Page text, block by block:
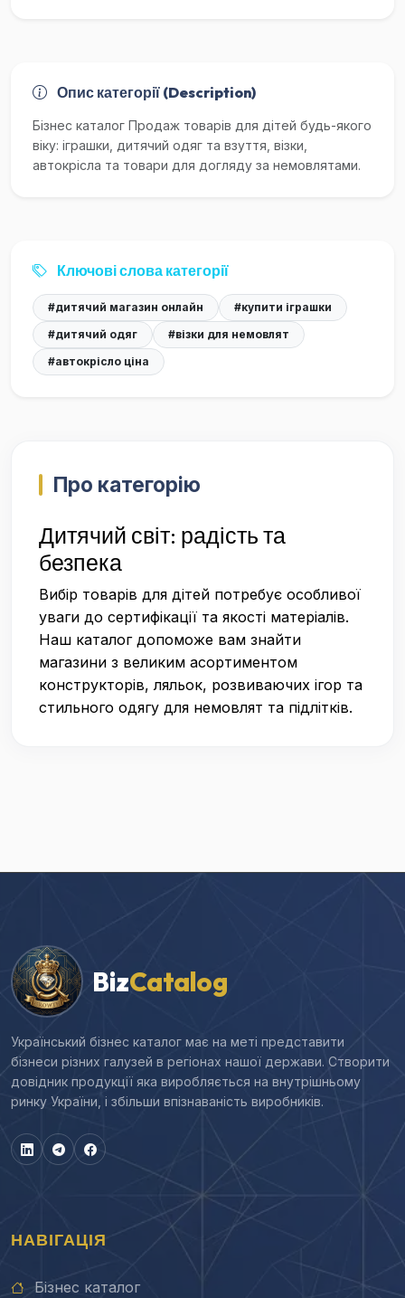
Опис категорії (Description)
Бізнес каталог Продаж товарів для дітей будь-якого
віку: іграшки, дитячий одяг та взуття, візки,
автокрісла та товари для догляду за немовлятами.
Ключові слова категорії
#дитячий магазин онлайн
#купити іграшки
#дитячий одяг
#візки для немовлят
#автокрісло ціна
Про категорію
Дитячий світ: радість та
безпека
Вибір товарів для дітей потребує особливої
уваги до сертифікації та якості матеріалів.
Наш каталог допоможе вам знайти
магазини з великим асортиментом
конструкторів, ляльок, розвиваючих ігор та
стильного одягу для немовлят та підлітків.
BizCatalog
Український бізнес каталог має на меті представити
бізнеси різних галузей в регіонах нашої держави. Створити
довідник продукції яка виробляється на внутрішньому
ринку України, і збільши впізнаваність виробників.
НАВІГАЦІЯ
Бізнес каталог